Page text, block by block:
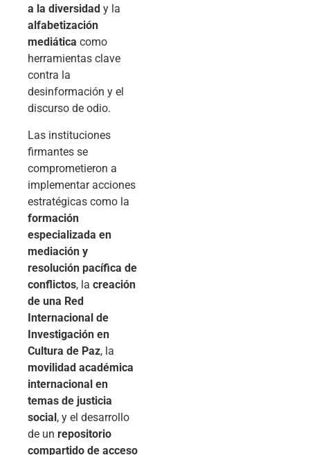
a la diversidad y la
alfabetización
mediática como
herramientas clave
contra la
desinformación y el
discurso de odio.
Las instituciones
firmantes se
comprometieron a
implementar acciones
estratégicas como la
formación
especializada en
mediación y
resolución pacífica de
conflictos, la creación
de una Red
Internacional de
Investigación en
Cultura de Paz, la
movilidad académica
internacional en
temas de justicia
social, y el desarrollo
de un repositorio
compartido de acceso